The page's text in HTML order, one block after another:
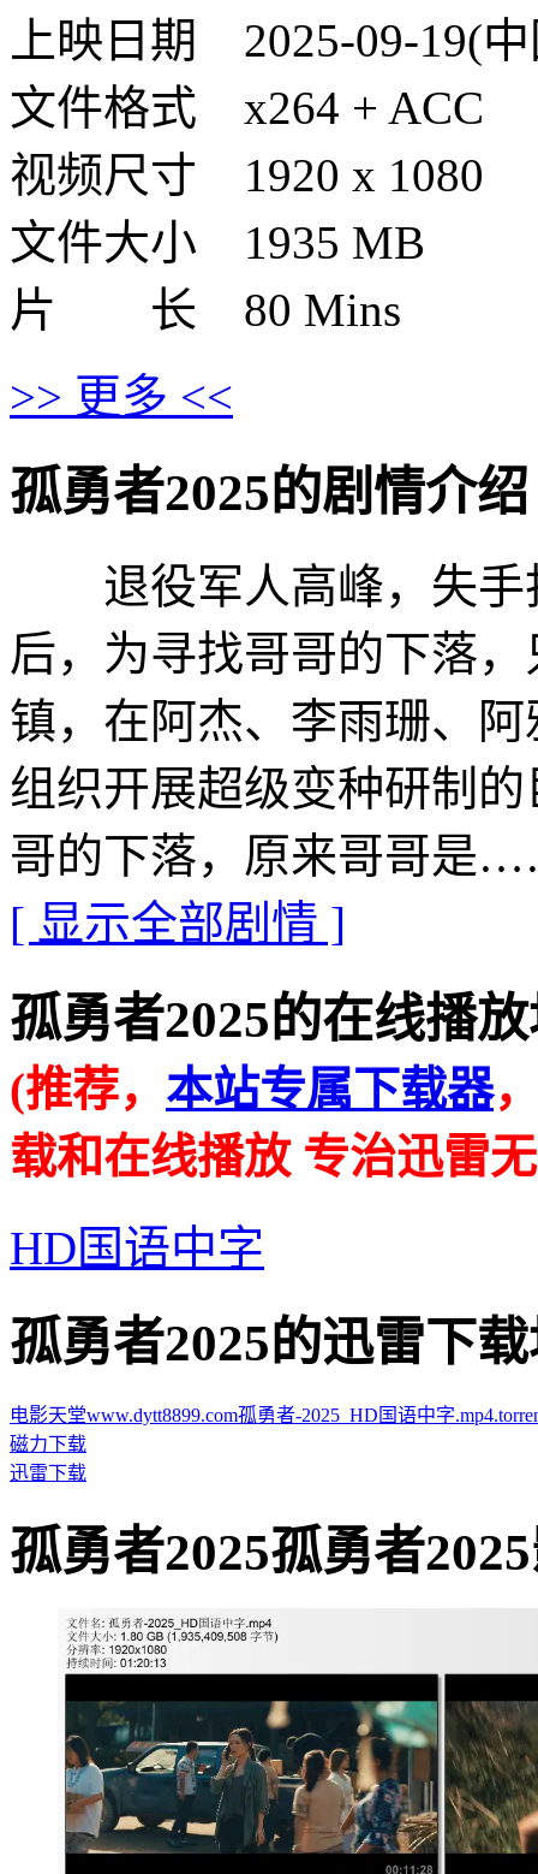
上映日期 2025-09-19(
文件格式 x264 + ACC
视频尺寸 1920 x 1080
文件大小 1935 MB
片 长 80 Mins
>> 更多 <<
孤勇者2025的剧情介绍 ·
退役军人高峰，失手
后，为寻找哥哥的下落
镇，在阿杰、李雨珊、
组织开展超级变种研制
哥的下落，原来哥哥
[ 显示全部剧情 ]
孤勇者2025的在线播放
(推荐， 本站专属下载器
载和在线播放 专治迅雷
HD国语中字
孤勇者2025的迅雷下载
电影天堂www.dytt8899.com孤勇者-2025_HD国语中字
磁力下载
迅雷下载
孤勇者2025孤勇者2025